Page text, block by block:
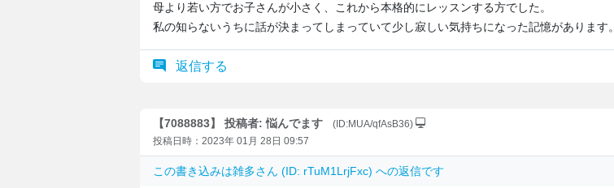
母より若い方でお子さんが小さく、これから本格的にレッスンする方でした。
私の知らないうちに話が決まってしまっていて少し寂しい気持ちになった記憶があります。
返信する
【7088883】 投稿者: 悩んでます
(ID:MUA/qfAsB36)
投稿日時：2023年 01月 28日 09:57
この書き込みは雑多さん (ID: rTuM1LrjFxc) への返信です